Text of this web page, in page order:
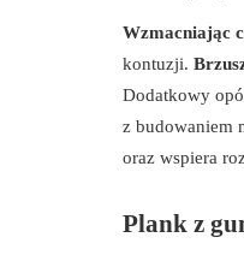
Wzmacniając
kontuzji.
Dodatkowy
z budowaniem
oraz wspiera
Plank z